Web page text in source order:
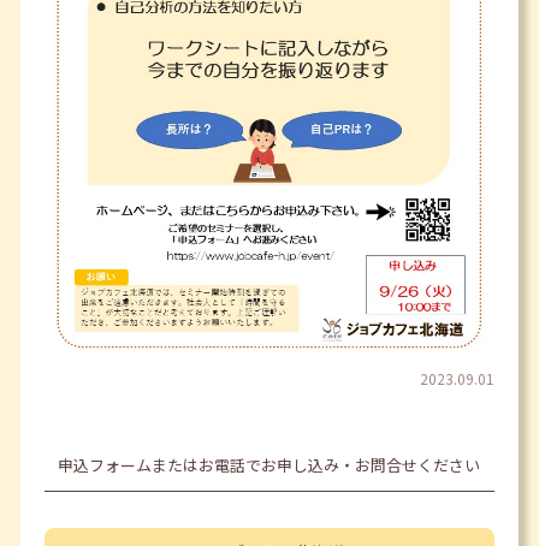
2023.09.01
申込フォームまたはお電話でお申し込み・お問合せください